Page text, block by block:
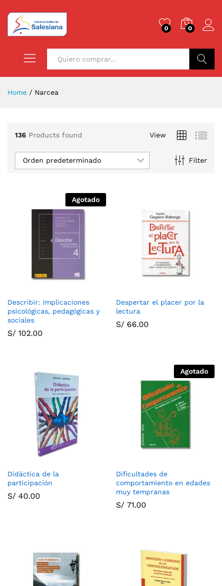
0 0
Home / Narcea
136 Products found View
Filter
Orden predeterminado
Agotado
Describir: Implicaciones
psicológicas, pedagógicas y
sociales
S/ 102.00
Despertar el placer por la
lectura
S/ 66.00
Didáctica de la
participación
S/ 40.00
Agotado
Dificultades de
comportamiento en edades
muy tempranas
S/ 71.00